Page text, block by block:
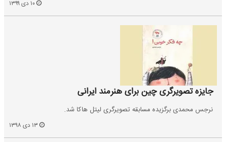
جایزه تصویرگری چین برای هنرمند ایرانی
نرجس محمدی برگزیده مسابقه تصویرگری لیتل هاکا شد.